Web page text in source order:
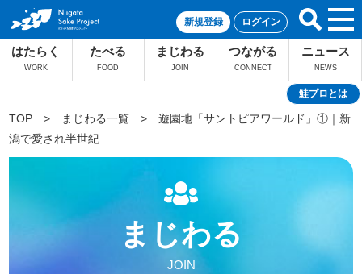
新規登録 ログイン
はたらく
WORK
たべる
FOOD
まじわる
JOIN
つながる
CONNECT
ニュース
NEWS
鮭プロとは
TOP > まじわる一覧 >遊園地「サントピアワールド」①｜新
潟で愛され半世紀
まじわる
JOIN